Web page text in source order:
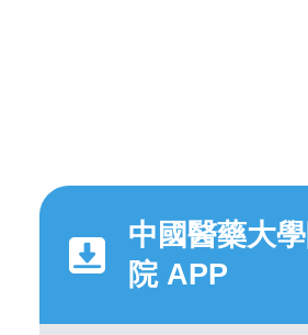
中國醫藥大
院 APP